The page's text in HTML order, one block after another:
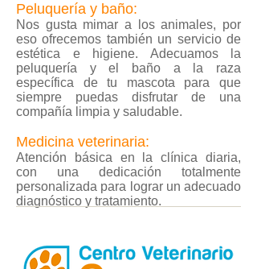
Peluquería y baño:
Nos gusta mimar a los animales, por
eso ofrecemos también un servicio de
estética e higiene. Adecuamos la
peluquería y el baño a la raza
específica de tu mascota para que
siempre puedas disfrutar de una
compañía limpia y saludable.
Medicina veterinaria:
Atención básica en la clínica diaria,
con una dedicación totalmente
personalizada para lograr un adecuado
diagnóstico y tratamiento.